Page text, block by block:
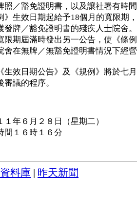
照／豁免證明書，以及讓社署有時
》生效日期起給予18個月的寬限期
發牌／豁免證明書的殘疾人士院舍
限期屆滿時發出另一公告，使《條
舍在無牌／無豁免證明書情況下經
日期公告》及《規例》將於七月
審議的程序。
１年６月２８日（星期二）
間１６時１６分
料庫 昨天新聞